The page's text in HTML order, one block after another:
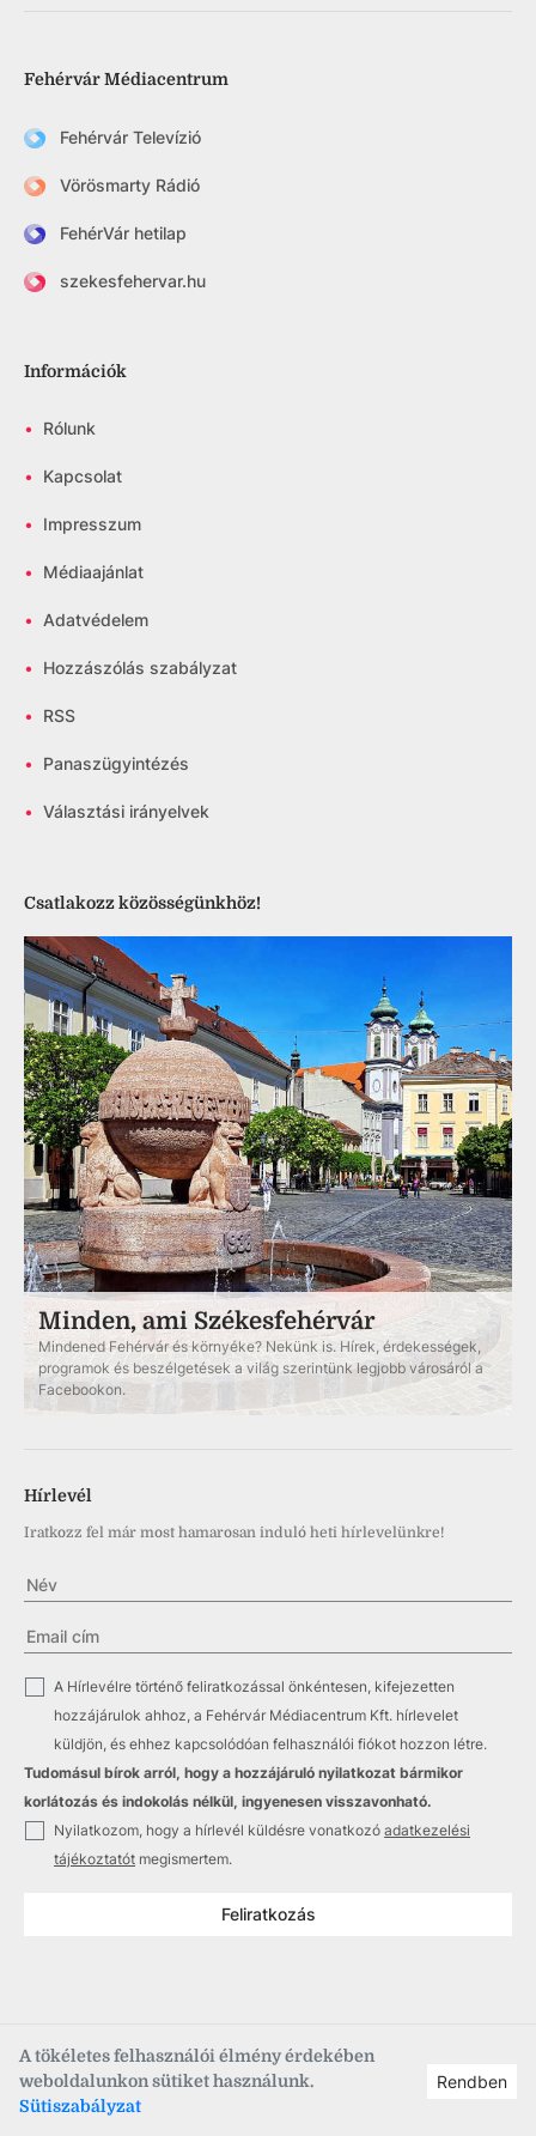
A tökéletes felhasználói élmény érdekében
weboldalunkon sütiket használunk.
Sütiszabályzat
Rendben
Fehérvár Médiacentrum
Fehérvár Televízió
Vörösmarty Rádió
FehérVár hetilap
szekesfehervar.hu
Információk
• Rólunk
• Kapcsolat
• Impresszum
• Médiaajánlat
• Adatvédelem
• Hozzászólás szabályzat
• RSS
• Panaszügyintézés
• Választási irányelvek
Csatlakozz közösségünkhöz!
Minden, ami Székesfehérvár
Mindened Fehérvár és környéke? Nekünk is. Hírek, érdekességek,
programok és beszélgetések a világ szerintünk legjobb városáról a
Facebookon.
Hírlevél
Iratkozz fel már most hamarosan induló heti hírlevelünkre!
A Hírlevélre történő feliratkozással önkéntesen, kifejezetten
hozzájárulok ahhoz, a Fehérvár Médiacentrum Kft. hírlevelet
küldjön, és ehhez kapcsolódóan felhasználói fiókot hozzon létre.
Tudomásul bírok arról, hogy a hozzájáruló nyilatkozat bármikor
korlátozás és indokolás nélkül, ingyenesen visszavonható.
Nyilatkozom, hogy a hírlevél küldésre vonatkozó adatkezelési
tájékoztatót megismertem.
Feliratkozás
Copyright © 2021–2026 Fehérvár Médiacentrum, fmc.hu